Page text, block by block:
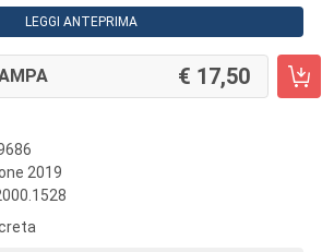
LEGGI ANTEPRIMA
17,50
2019